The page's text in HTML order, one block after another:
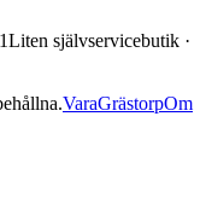
Liten självservicebutik ·
VaraGrästorpOm